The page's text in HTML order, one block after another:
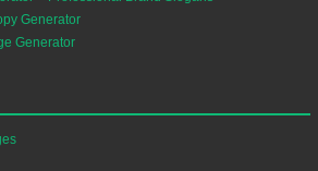
Generator
Generator